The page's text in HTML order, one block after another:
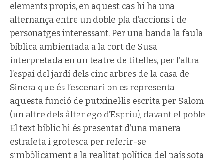
elements propis, en aquest cas hi ha una
alternança entre un doble pla d’accions i de
personatges interessant. Per una banda la faula
bíblica ambientada a la cort de Susa
interpretada en un teatre de titelles, per l’altra
l’espai del jardí dels cinc arbres de la casa de
Sinera que és l’escenari on es representa
aquesta funció de putxinel·lis escrita per Salom
(un altre dels àlter ego d’Espriu), davant el poble.
El text bíblic hi és presentat d’una manera
estrafeta i grotesca per referir-se
simbòlicament a la realitat política del país sota